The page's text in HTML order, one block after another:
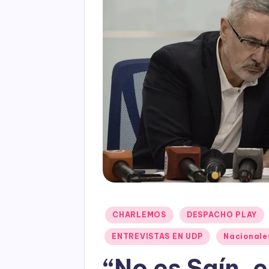
Posted
in
CHARLEMOS DESPACHO PLAY
ENTREVISTAS EN UDP